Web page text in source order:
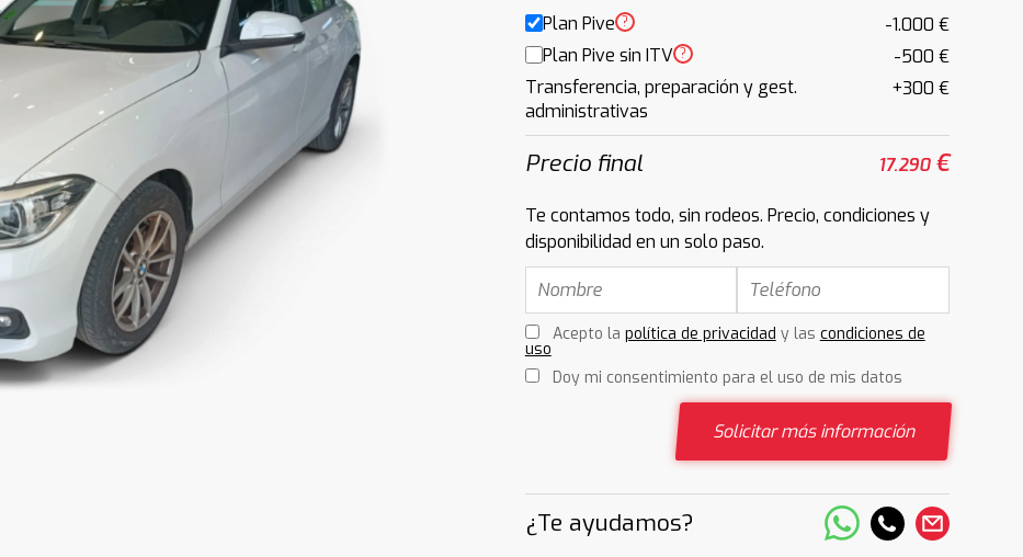
Plan Pive ?
-1.000 €
Plan Pive sin ITV ?
-500 €
Transferencia, preparación y gest.
administrativas
+300 €
Precio final 17.290€
Te contamos todo, sin rodeos. Precio, condiciones y
disponibilidad en un solo paso.
Acepto la política de privacidad y las condiciones de
uso
Doy mi consentimiento para el uso de mis datos
Solicitar más información
¿Te ayudamos?